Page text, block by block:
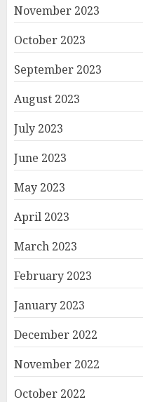
November 2023
October 2023
September 2023
August 2023
July 2023
June 2023
May 2023
April 2023
March 2023
February 2023
January 2023
December 2022
November 2022
October 2022